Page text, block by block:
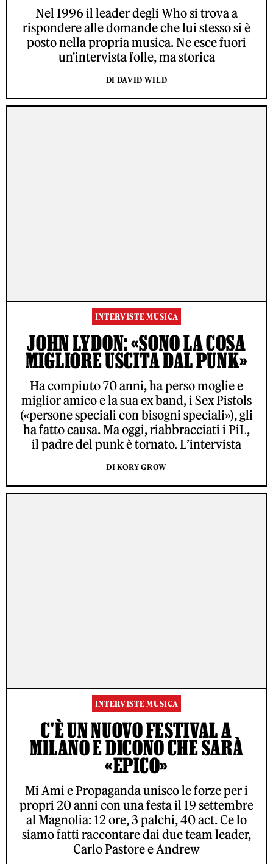
Nel 1996 il leader degli Who si trova a
rispondere alle domande che lui stesso si è
posto nella propria musica. Ne esce fuori
un'intervista folle, ma storica
DI DAVID WILD
INTERVISTE MUSICA
JOHN LYDON: «SONO LA COSA
MIGLIORE USCITA DAL PUNK»
Ha compiuto 70 anni, ha perso moglie e
miglior amico e la sua ex band, i Sex Pistols
(«persone speciali con bisogni speciali»), gli
ha fatto causa. Ma oggi, riabbracciati i PiL,
il padre del punk è tornato. L’intervista
DI KORY GROW
INTERVISTE MUSICA
C'È UN NUOVO FESTIVAL A
MILANO E DICONO CHE SARÀ
«EPICO»
Mi Ami e Propaganda unisco le forze per i
propri 20 anni con una festa il 19 settembre
al Magnolia: 12 ore, 3 palchi, 40 act. Ce lo
siamo fatti raccontare dai due team leader,
Carlo Pastore e Andrew